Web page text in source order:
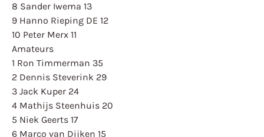
8 Sander Iwema 13
9 Hanno Rieping DE 12
10 Peter Merx 11
Amateurs
1 Ron Timmerman 35
2 Dennis Steverink 29
3 Jack Kuper 24
4 Mathijs Steenhuis 20
5 Niek Geerts 17
6 Marco van Dijken 15